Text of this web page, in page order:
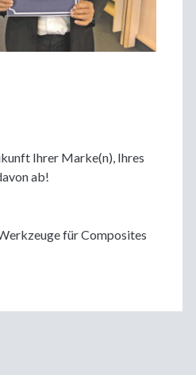
Ihrer Marke(n), Ihres
ab!
für Composites